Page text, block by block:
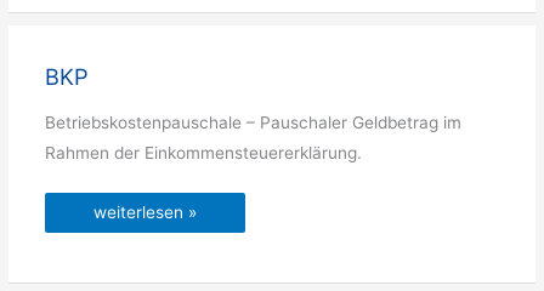
BKP
Betriebskostenpauschale – Pauschaler Geldbetrag im
Rahmen der Einkommensteuererklärung.
BKP
weiterlesen »